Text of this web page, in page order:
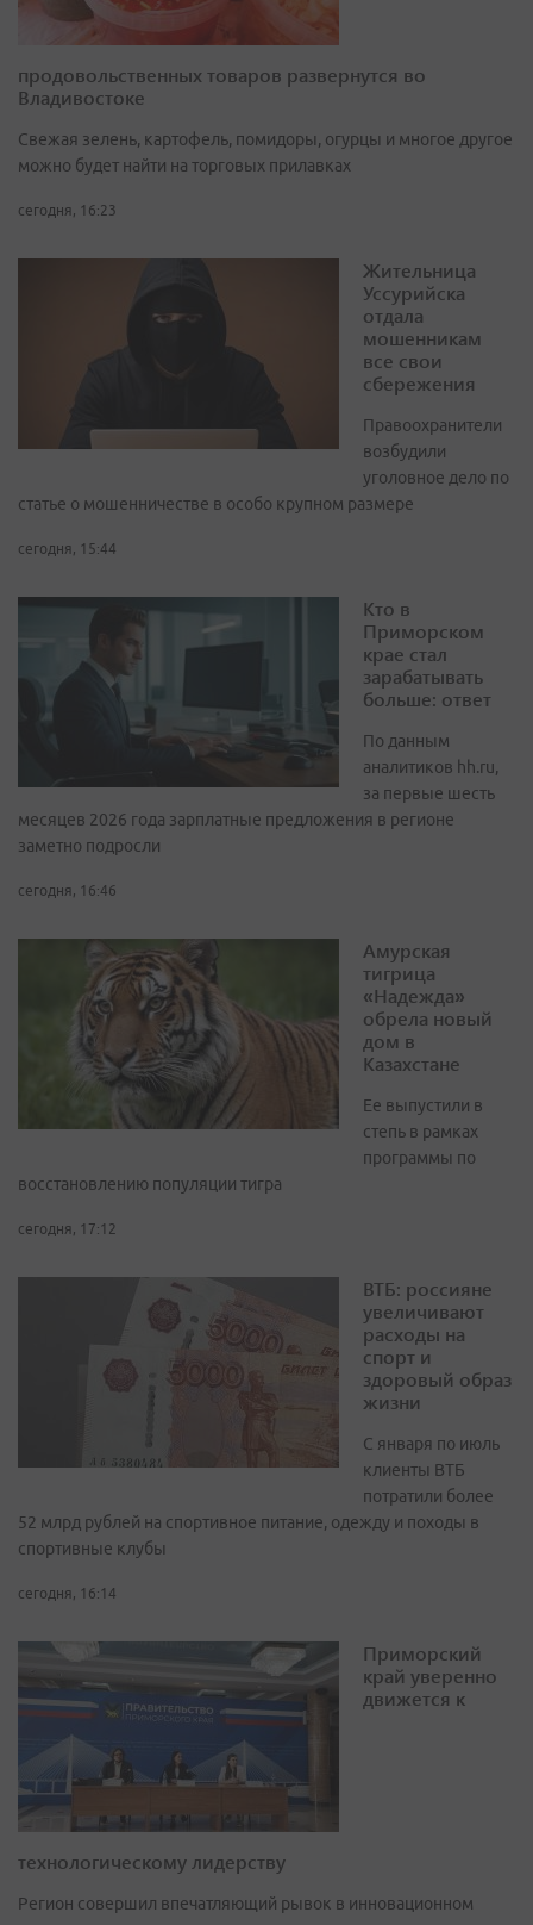
продовольственных товаров развернутся во
Владивостоке
Свежая зелень, картофель, помидоры, огурцы и многое другое
можно будет найти на торговых прилавках
сегодня, 16:23
Жительница
Уссурийска
отдала
мошенникам
все свои
сбережения
Правоохранители
возбудили
уголовное дело по
статье о мошенничестве в особо крупном размере
сегодня, 15:44
Кто в
Приморском
крае стал
зарабатывать
больше: ответ
По данным
аналитиков hh.ru,
за первые шесть
месяцев 2026 года зарплатные предложения в регионе
заметно подросли
сегодня, 16:46
Амурская
тигрица
«Надежда»
обрела новый
дом в
Казахстане
Ее выпустили в
степь в рамках
программы по
восстановлению популяции тигра
сегодня, 17:12
ВТБ: россияне
увеличивают
расходы на
спорт и
здоровый образ
жизни
С января по июль
клиенты ВТБ
потратили более
52 млрд рублей на спортивное питание, одежду и походы в
спортивные клубы
сегодня, 16:14
Приморский
край уверенно
движется к
технологическому лидерству
Регион совершил впечатляющий рывок в инновационном